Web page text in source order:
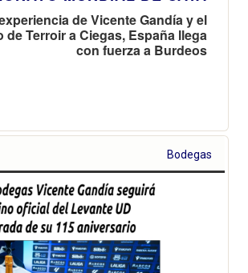
de Vicente Gandía y el
de Terroir a Ciegas, España llega
con fuerza a Burdeos
Bodegas